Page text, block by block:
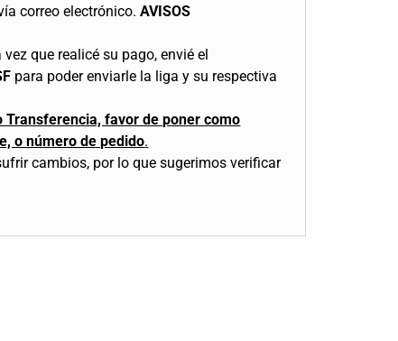
correo electrónico. AVISOS
que realicé su pago, envié el
para poder enviarle la liga y su respectiva
Transferencia, favor de poner como
o número de pedido.
cambios, por lo que sugerimos verificar